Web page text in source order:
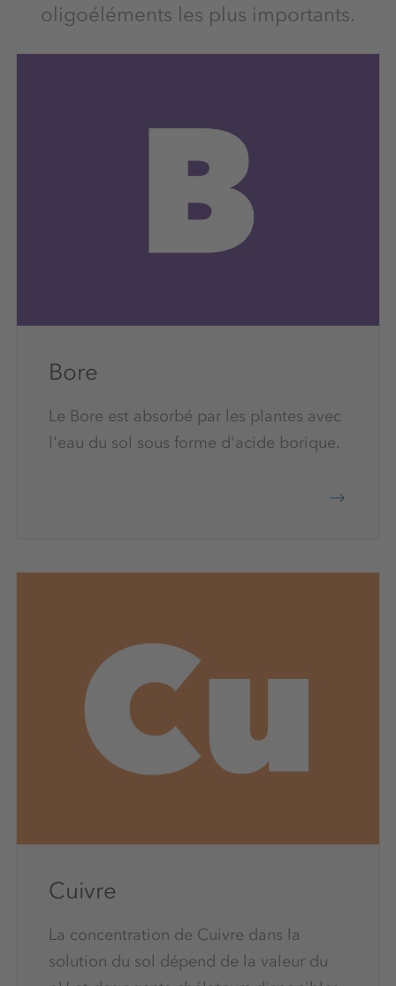
oligoéléments les plus importants.
Bore
Le Bore est absorbé par les plantes avec
l'eau du sol sous forme d'acide borique.
Cuivre
La concentration de Cuivre dans la
solution du sol dépend de la valeur du